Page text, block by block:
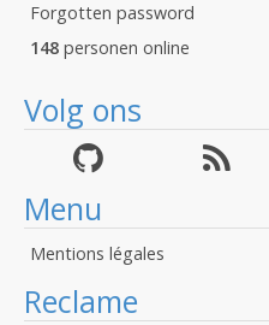
Forgotten password
148 personen online
Volg ons
Menu
Mentions légales
Reclame